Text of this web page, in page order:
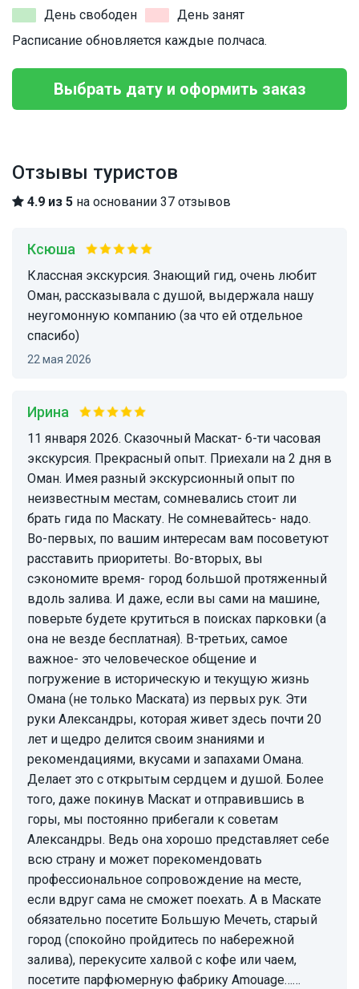
День свободен
День занят
Расписание обновляется каждые полчаса.
Выбрать дату и оформить заказ
Отзывы туристов
4.9 из 5 на основании 37 отзывов
Ксюша
Классная экскурсия. Знающий гид, очень любит
Оман, рассказывала с душой, выдержала нашу
неугомонную компанию (за что ей отдельное
спасибо)
22 мая 2026
Ирина
11 января 2026. Сказочный Маскат- 6-ти часовая
экскурсия. Прекрасный опыт. Приехали на 2 дня в
Оман. Имея разный экскурсионный опыт по
неизвестным местам, сомневались стоит ли
брать гида по Маскату. Не сомневайтесь- надо.
Во-первых, по вашим интересам вам посоветуют
расставить приоритеты. Во-вторых, вы
сэкономите время- город большой протяженный
вдоль залива. И даже, если вы сами на машине,
поверьте будете крутиться в поисках парковки (а
она не везде бесплатная). В-третьих, самое
важное- это человеческое общение и
погружение в историческую и текущую жизнь
Омана (не только Маската) из первых рук. Эти
руки Александры, которая живет здесь почти 20
лет и щедро делится своим знаниями и
рекомендациями, вкусами и запахами Омана.
Делает это с открытым сердцем и душой. Более
того, даже покинув Маскат и отправившись в
горы, мы постоянно прибегали к советам
Александры. Ведь она хорошо представляет себе
всю страну и может порекомендовать
профессиональное сопровождение на месте,
если вдруг сама не сможет поехать. А в Маскате
обязательно посетите Большую Мечеть, старый
город (спокойно пройдитесь по набережной
залива), перекусите халвой с кофе или чаем,
посетите парфюмерную фабрику Amouage……